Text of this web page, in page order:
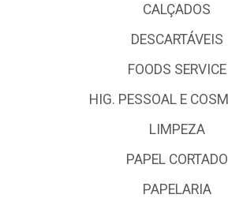
CALÇADOS
DESCARTÁVEIS
FOODS SERVICE
HIG. PESSOAL E
LIMPEZA
PAPEL CORTADO
PAPELARIA